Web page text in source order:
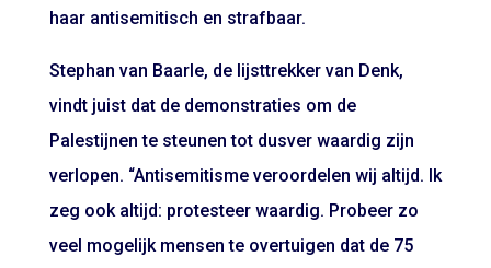
haar antisemitisch en strafbaar.
Stephan van Baarle, de lijsttrekker van Denk,
vindt juist dat de demonstraties om de
Palestijnen te steunen tot dusver waardig zijn
verlopen. “Antisemitisme veroordelen wij altijd. Ik
zeg ook altijd: protesteer waardig. Probeer zo
veel mogelijk mensen te overtuigen dat de 75